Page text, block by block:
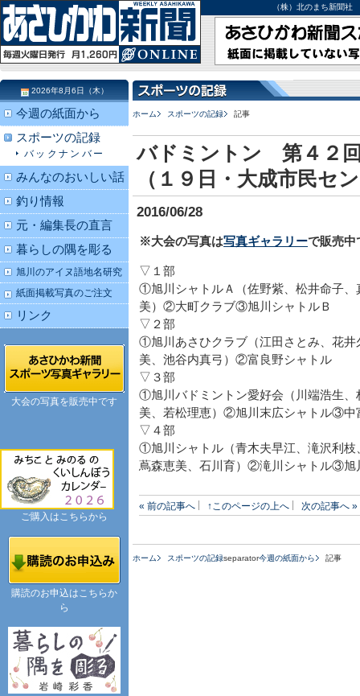
（株）北のまち新聞
ホーム スポーツの記録 記事
バドミントン 第４２
（１９日・大成市民セ
2016/06/28
※大会の写真は写真ギャラリーで販売中
▽１部
①旭川シャトルＡ（佐野紫、松井命子
美）②大町クラブ③旭川シャトルＢ
▽２部
①旭川あさひクラブ（江田さとみ、花
美、池谷内真弓）②富良野シャトル
▽３部
①旭川バドミントン愛好会（川端浩生
美、若松理恵）②旭川末広シャトル③中
▽４部
①旭川シャトル（青木夫早江、滝沢利
蔦森恵美、石川育）②滝川シャトル③旭
« 前の記事へ ↑このページの上へ 次の記事へ »
ホーム スポーツの記録separator今週の紙面から 記事
2026年8月6日（木）
今週の紙面から
スポーツの記録
バックナンバー
みんなのおいしい話
釣り情報
元・編集長の直言
暮らしの隅を彫る
旭川のアイヌ語地名研究
紙面掲載写真のご注文
リンク
大会の写真を販売中です
ご購入はこちらから
購読のお申込はこちらか
ら